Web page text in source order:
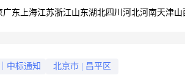
广东 上海江苏浙江山东湖北四川 河北河南天津山
中标通知 北京市 昌平区